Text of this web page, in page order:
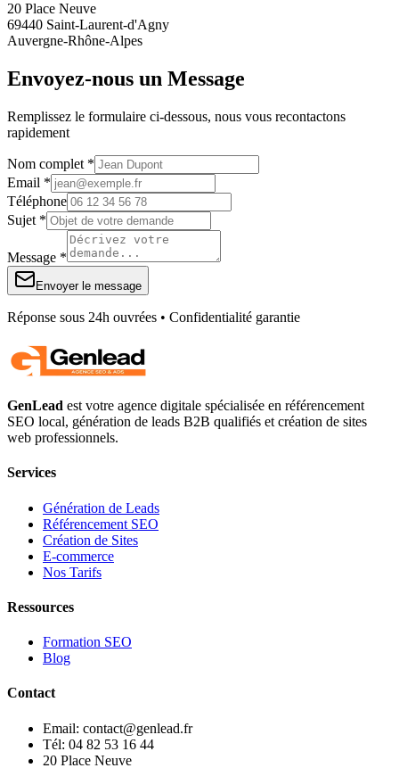
20 Place Neuve
69440 Saint-Laurent-d'Agny
Auvergne-Rhône-Alpes
Envoyez-nous un Message
Remplissez le formulaire ci-dessous, nous vous recontactons
rapidement
Nom complet *
Email *
Téléphone
Sujet *
Message *
Envoyer le message
Réponse sous 24h ouvrées • Confidentialité garantie
GenLead est votre agence digitale spécialisée en référencement
SEO local, génération de leads B2B qualifiés et création de sites
web professionnels.
Services
Génération de Leads
Référencement SEO
Création de Sites
E-commerce
Nos Tarifs
Ressources
Formation SEO
Blog
Contact
Email: contact@genlead.fr
Tél: 04 82 53 16 44
20 Place Neuve